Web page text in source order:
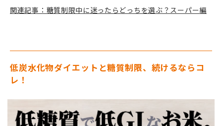
関連記事：糖質制限中に迷ったらどっちを選ぶ？スーパー編
低炭水化物ダイエットと糖質制限、続けるならコ
レ！